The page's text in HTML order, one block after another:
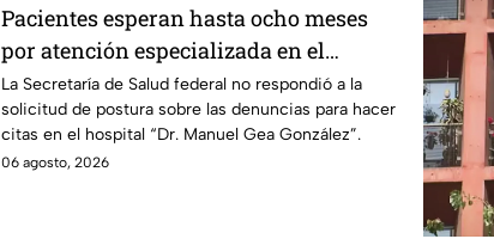
Pacientes esperan hasta ocho meses
por atención especializada en el
hospital “Dr. Manuel Gea González”
La Secretaría de Salud federal no respondió a la
solicitud de postura sobre las denuncias para hacer
citas en el hospital “Dr. Manuel Gea González”.
06 agosto, 2026